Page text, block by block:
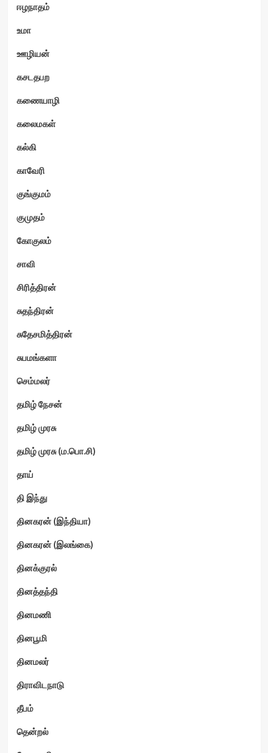
ஈழநாதம்
உமா
ஊழியன்
கசடதபற
கணையாழி
கலைமகள்
கல்கி
காவேரி
குங்குமம்
குமுதம்
கோகுலம்
சாவி
சிரித்திரன்
சுதந்திரன்
சுதேசமித்திரன்
சுபமங்களா
செம்மலர்
தமிழ் நேசன்
தமிழ் முரசு
தமிழ் முரசு (ம.பொ.சி)
தாய்
தி இந்து
தினகரன் (இந்தியா)
தினகரன் (இலங்கை)
தினக்குரல்
தினத்தந்தி
தினமணி
தினபூமி
தினமலர்
திராவிடநாடு
தீபம்
தென்றல்